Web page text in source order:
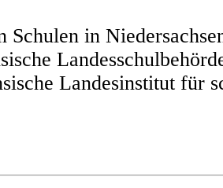
Schulen in
Landesinstitut für